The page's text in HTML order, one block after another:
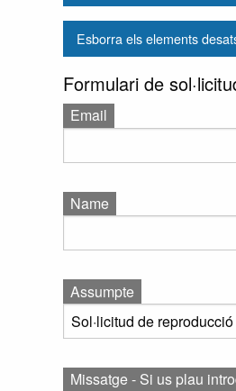
Esborra els elements
Formulari de
Email
Name
Assumpte
Missatge - Si us plau